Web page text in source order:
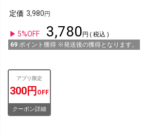
定価 3,980
5%OFF 3,780
税込
69 ポイント獲得 ※発送後の獲得となります。
アプリ限定
300円 OFF
クーポン詳細